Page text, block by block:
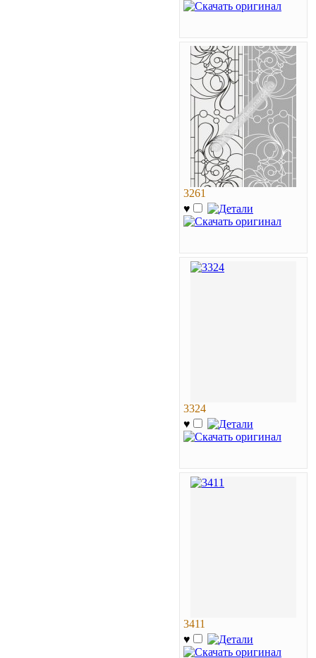
3261
♥
3324
♥
3411
♥